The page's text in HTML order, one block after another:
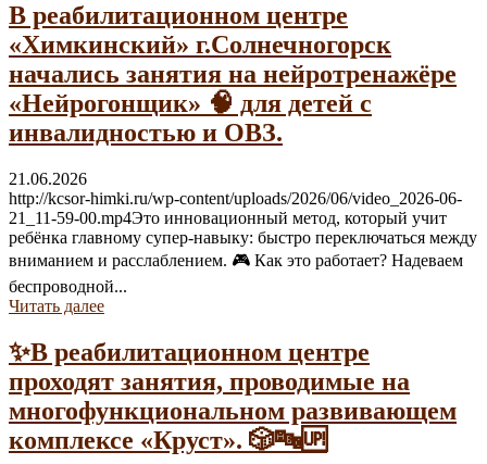
В реабилитационном центре
«Химкинский» г.Солнечногорск
начались занятия на нейротренажёре
«Нейрогонщик» 🧠 для детей с
инвалидностью и ОВЗ.
21.06.2026
http://kcsor-himki.ru/wp-content/uploads/2026/06/video_2026-06-
21_11-59-00.mp4Это инновационный метод, который учит
ребёнка главному супер-навыку: быстро переключаться между
вниманием и расслаблением. 🎮 Как это работает? Надеваем
беспроводной...
Читать далее
✨В реабилитационном центре
проходят занятия, проводимые на
многофункциональном развивающем
комплексе «Круст». 🎲🔤🆙